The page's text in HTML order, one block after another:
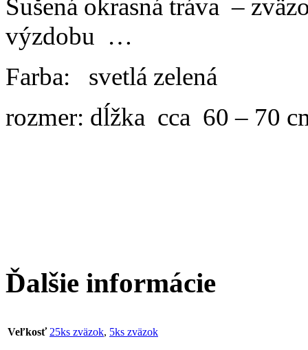
Sušená okrasná tráva –
výzdobu …
Farba: svetlá zelená
rozmer: dĺžka cca 60 – 70
Ďalšie informácie
Veľkosť 25ks zväzok, 5ks zväzok